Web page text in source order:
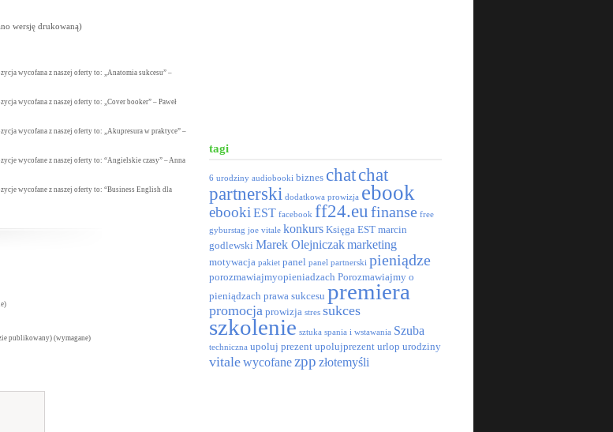
wersję drukowaną)
wycofana z naszej oferty to: „Anatomia sukcesu” –
wycofana z naszej oferty to: „Cover booker” – Paweł
wycofana z naszej oferty to: „Akupresura w praktyce” –
wycofane z naszej oferty to: “Angielskie czasy” – Anna
wycofane z naszej oferty to: “Business English dla
publikowany) (wymagane)
tagi
6 urodziny audiobooki biznes chatchat
partnerski dodatkowa prowizja ebook
ebooki EST facebook ff24.eufinanse free
gyburstag joe vitale konkurs Księga EST marcin
godlewski Marek Olejniczakmarketing
motywacja pakiet panel panel partnerski pieniądze
porozmawiajmyopieniadzach Porozmawiajmy o
pieniądzach prawa sukcesu premiera
promocja prowizja stres sukces
szkolenie sztuka spania i wstawania Szuba
techniczna upoluj prezent upolujprezent urlop urodziny
vitalewycofanezpp złotemyśli